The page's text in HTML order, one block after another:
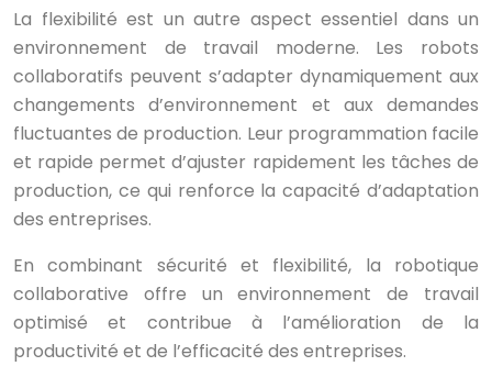
La flexibilité est un autre aspect essentiel dans un
environnement de travail moderne. Les robots
collaboratifs peuvent s’adapter dynamiquement aux
changements d’environnement et aux demandes
fluctuantes de production. Leur programmation facile
et rapide permet d’ajuster rapidement les tâches de
production, ce qui renforce la capacité d’adaptation
des entreprises.
En combinant sécurité et flexibilité, la robotique
collaborative offre un environnement de travail
optimisé et contribue à l’amélioration de la
productivité et de l’efficacité des entreprises.